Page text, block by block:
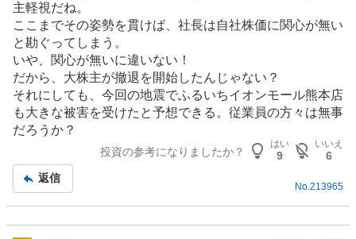
事
主軽視だね。
ここまでその姿勢を貫けば、社長は自社株価に関心が無い
と勘ぐってしまう。
いや、関心が無いに違いない！
だから、大株主が撤退を開始したんじゃない？
それにしても、今回の地震でふるいちイオンモール熊本店
も大きな被害を受けたと予想できる。従業員の方々は無事
だろうか？
投資の参考になりましたか？
はい
9
いいえ
6
返信
No. 213965